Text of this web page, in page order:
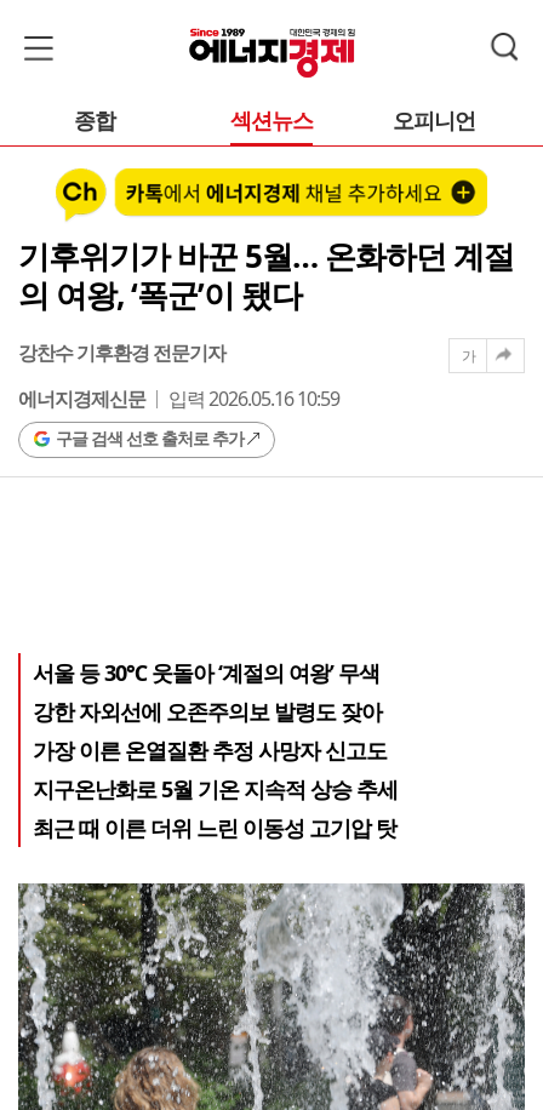
종합 섹션뉴스 오피니언
기후위기가 바꾼 5월… 온화하던 계절
의 여왕, ‘폭군’이 됐다
강찬수 기후환경 전문기자
에너지경제신문
입력 2026.05.16 10:59
구글 검색 선호 출처로 추가
가
서울 등 30℃ 웃돌아 ‘계절의 여왕’ 무색
강한 자외선에 오존주의보 발령도 잦아
가장 이른 온열질환 추정 사망자 신고도
지구온난화로 5월 기온 지속적 상승 추세
최근 때 이른 더위 느린 이동성 고기압 탓